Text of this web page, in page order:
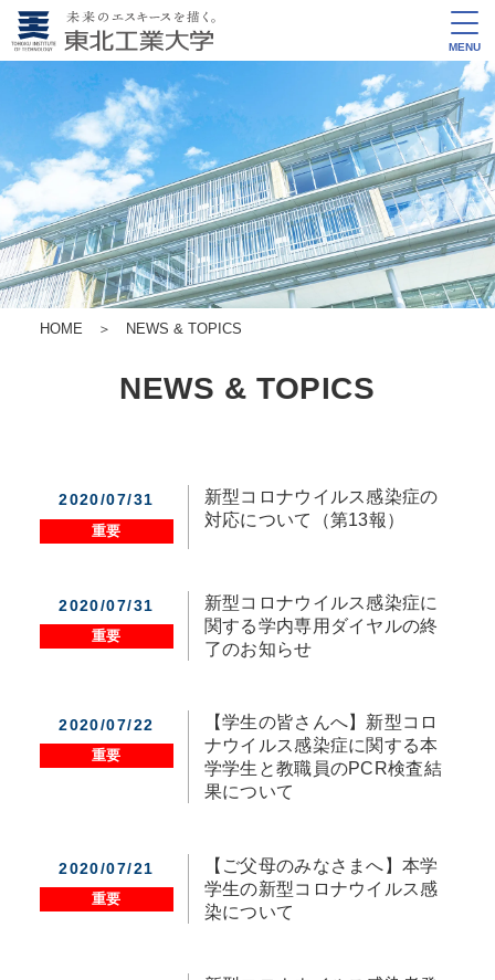
MENU
HOME ＞ NEWS & TOPICS
NEWS & TOPICS
2020/07/31
重要
新型コロナウイルス感染症の
対応について（第13報）
2020/07/31
重要
新型コロナウイルス感染症に
関する学内専用ダイヤルの終
了のお知らせ
2020/07/22
重要
【学生の皆さんへ】新型コロ
ナウイルス感染症に関する本
学学生と教職員のPCR検査結
果について
2020/07/21
重要
【ご父母のみなさまへ】本学
学生の新型コロナウイルス感
染について